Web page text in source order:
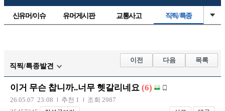
신유머/이슈 유머게시판 교통사고 직찍/특종
자유사진 군사/무기
트럭/버스 항공/해운/철도
장착시공사진
직찍/특종발견
이전 다음 목록
이거 무슨 찹니까..너무 헷갈리네요 (6)
26.05.07 23:08 추천 1
조회 2987